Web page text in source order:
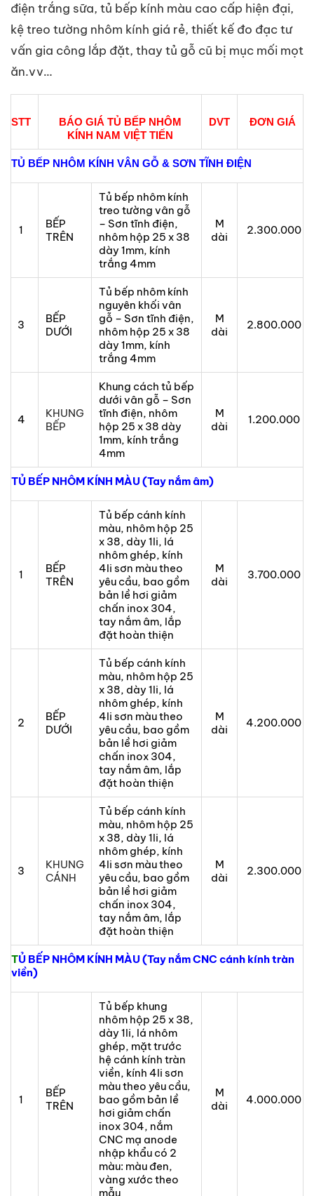
điện trắng sữa, tủ bếp kính màu cao cấp hiện đại,
kệ treo tường nhôm kính giá rẻ, thiết kế đo đạc tư
vấn gia công lắp đặt, thay tủ gỗ cũ bị mục mối mọt
ăn.vv…
STT
BÁO GIÁ TỦ BẾP NHÔM
KÍNH NAM VIỆT TIẾN
DVT ĐƠN GIÁ
TỦ BẾP NHÔM KÍNH VÂN GỖ & SƠN TĨNH ĐIỆN
1
BẾP
TRÊN
Tủ bếp nhôm kính
treo tường vân gỗ
– Sơn tĩnh điện,
nhôm hộp 25 x 38
dày 1mm, kính
trắng 4mm
M
dài
2.300.000
3
BẾP
DƯỚI
Tủ bếp nhôm kính
nguyên khối vân
gỗ – Sơn tĩnh điện,
nhôm hộp 25 x 38
dày 1mm, kính
trắng 4mm
M
dài
2.800.000
4
KHUNG
BẾP
Khung cách tủ bếp
dưới vân gỗ – Sơn
tĩnh điện, nhôm
hộp 25 x 38 dày
1mm, kính trắng
4mm
M
dài
1.200.000
TỦ BẾP NHÔM KÍNH MÀU (Tay nắm âm)
1
BẾP
TRÊN
Tủ bếp cánh kính
màu, nhôm hộp 25
x 38, dày 1li, lá
nhôm ghép, kính
4li sơn màu theo
yêu cầu, bao gồm
bản lề hơi giảm
chấn inox 304,
tay nắm âm, lắp
đặt hoàn thiện
M
dài
3.700.000
2
BẾP
DƯỚI
Tủ bếp cánh kính
màu, nhôm hộp 25
x 38, dày 1li, lá
nhôm ghép, kính
4li sơn màu theo
yêu cầu, bao gồm
bản lề hơi giảm
chấn inox 304,
tay nắm âm, lắp
đặt hoàn thiện
M
dài
4.200.000
3
KHUNG
CÁNH
Tủ bếp cánh kính
màu, nhôm hộp 25
x 38, dày 1li, lá
nhôm ghép, kính
4li sơn màu theo
yêu cầu, bao gồm
bản lề hơi giảm
chấn inox 304,
tay nắm âm, lắp
đặt hoàn thiện
M
dài
2.300.000
TỦ BẾP NHÔM KÍNH MÀU (Tay nắm CNC cánh kính tràn
viền)
1
BẾP
TRÊN
Tủ bếp khung
nhôm hộp 25 x 38,
dày 1li, lá nhôm
ghép, mặt trước
hệ cánh kính tràn
viền, kính 4li sơn
màu theo yêu cầu,
bao gồm bản lề
hơi giảm chấn
inox 304, nắm
CNC mạ anode
nhập khẩu có 2
màu: màu đen,
vàng xước theo
mẫu
M
dài
4.000.000